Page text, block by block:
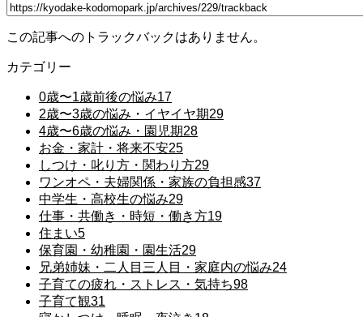
この記事へのトラックバックはありません。
カテゴリー
0歳〜1歳前後の悩み17
2歳〜3歳の悩み・イヤイヤ期29
4歳〜6歳の悩み・園児期28
お金・家計・将来不安25
しつけ・叱り方・関わり方29
ワンオペ・夫婦関係・家族の負担感37
中学生・高校生の悩み29
仕事・共働き・時短・働き方19
住まい5
保育園・幼稚園・園生活29
兄弟姉妹・二人目三人目・家庭内の悩み24
子育ての疲れ・ストレス・気持ち98
子育て観31